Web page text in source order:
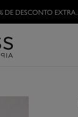
DE DESCONTO EXTRA.